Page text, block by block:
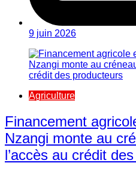
9 juin 2026
Agriculture
Financement
Nzangi monte au
l’accès au crédit